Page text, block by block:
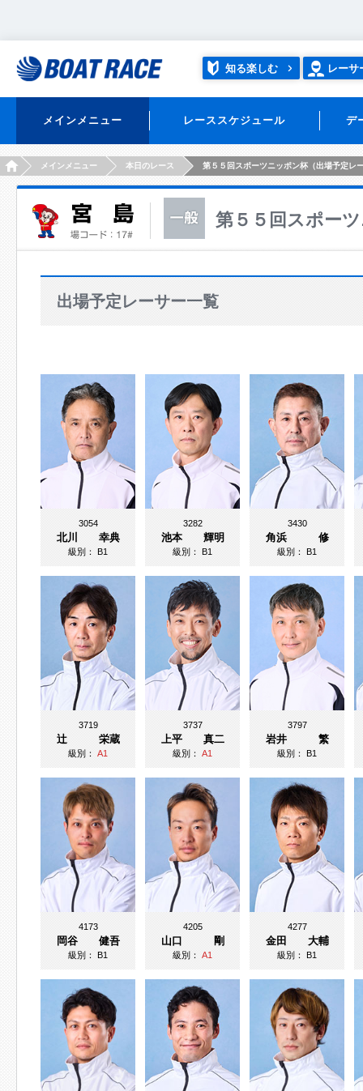
知る楽しむ レーサ
メインメニュー レーススケジュール デ
HOMEメインメニュー 本日のレース 第５５回スポーツニッポン杯（出場予定レ
第５５回スポー
出場予定レーサー一覧
3054
北川 幸典
級別：B1
3282
池本 輝明
級別：B1
3430
角浜 修
級別：B1
3719
辻 栄蔵
級別：A1
3737
上平 真二
級別：A1
3797
岩井 繁
級別：B1
4173
岡谷 健吾
級別：B1
4205
山口 剛
級別：A1
4277
金田 大輔
級別：B1